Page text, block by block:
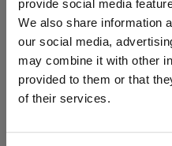
provide social media
We also share information
our social media,
may combine it with other
provided to them or that
of their services.
PFLEGEHINWEISE
VERSAND & RÜCKGABE
Sie besuchen Repeat
Möchten Sie Ihre Standort
Vereinigte